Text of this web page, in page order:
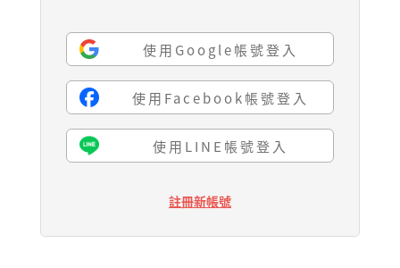
使用Google帳號登入
使用Facebook帳號登入
使用LINE帳號登入
註冊新帳號